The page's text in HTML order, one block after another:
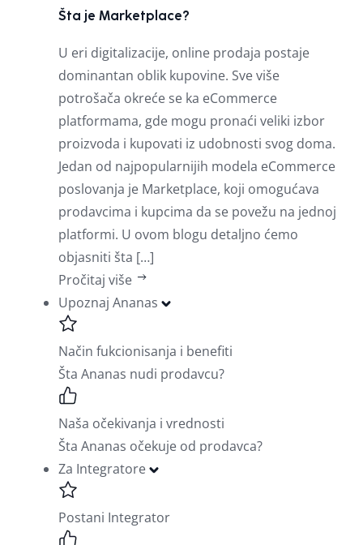
Šta je Marketplace?
U eri digitalizacije, online prodaja postaje
dominantan oblik kupovine. Sve više
potrošača okreće se ka eCommerce
platformama, gde mogu pronaći veliki izbor
proizvoda i kupovati iz udobnosti svog doma.
Jedan od najpopularnijih modela eCommerce
poslovanja je Marketplace, koji omogućava
prodavcima i kupcima da se povežu na jednoj
platformi. U ovom blogu detaljno ćemo
objasniti šta […]
Pročitaj više
Upoznaj Ananas
Način fukcionisanja i benefiti
Šta Ananas nudi prodavcu?
Naša očekivanja i vrednosti
Šta Ananas očekuje od prodavca?
Za Integratore
Postani Integrator